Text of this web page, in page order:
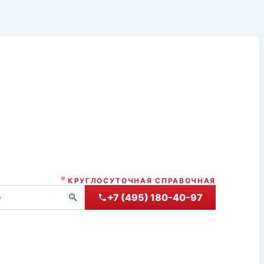
КРУГЛОСУТОЧНАЯ СПРАВОЧНАЯ
+7 (495) 180-40-97